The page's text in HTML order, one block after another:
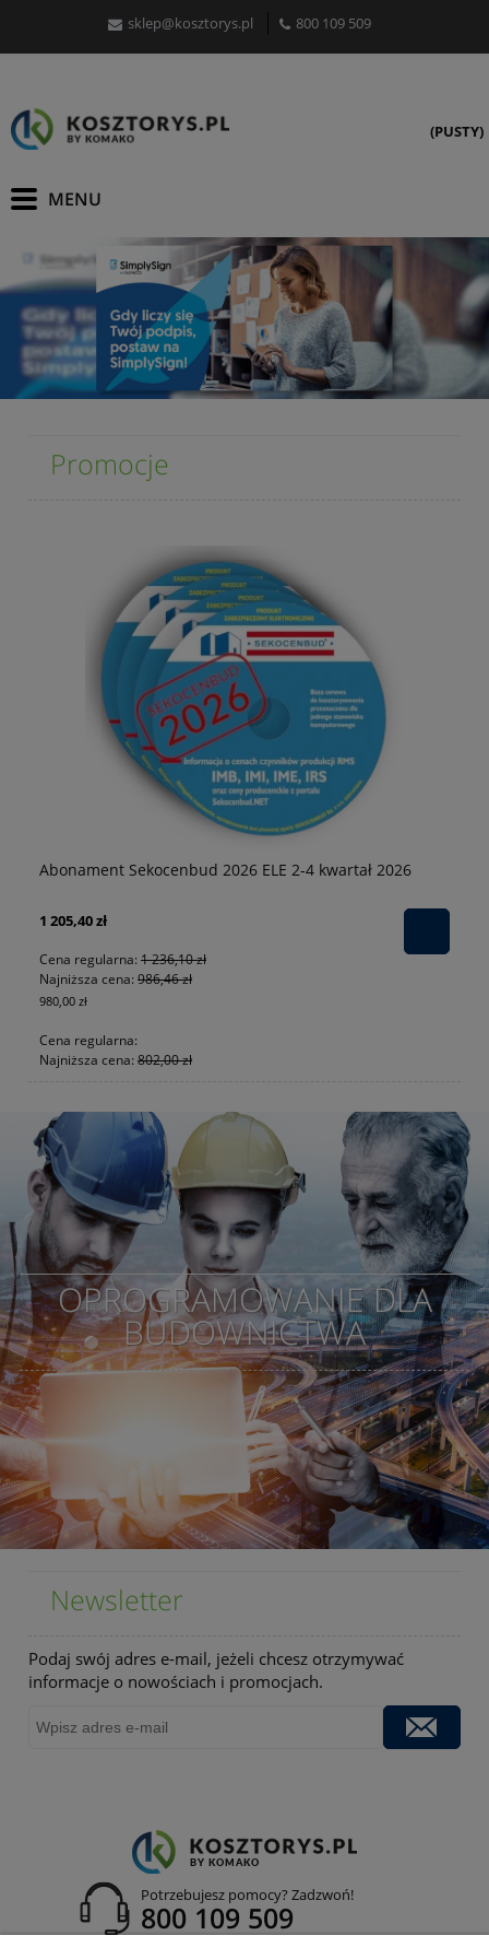
sklep@kosztorys.pl 800 109 509
(PUSTY)
Promocje
Abonament Sekocenbud 2026 ELE 2-4 kwartał 2026
1 205,40 zł
Cena regularna: 1 236,10 zł
Najniższa cena: 986,46 zł
980,00 zł
Cena regularna:
Najniższa cena: 802,00 zł
OPROGRAMOWANIE DLA
BUDOWNICTWA
Newsletter
Podaj swój adres e-mail, jeżeli chcesz otrzymywać
informacje o nowościach i promocjach.
Potrzebujesz pomocy? Zadzwoń!
800 109 509